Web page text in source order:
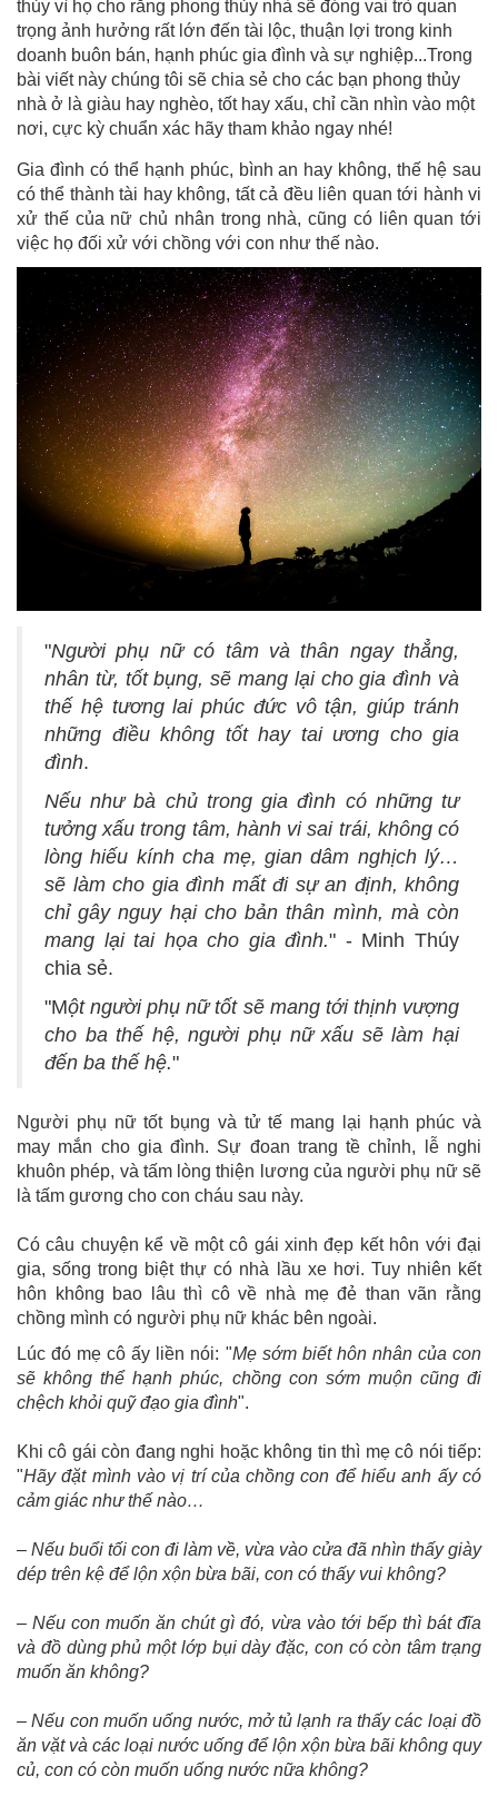
thủy vì họ cho rằng phong thủy nhà sẽ đóng vai trò quan
trọng ảnh hưởng rất lớn đến tài lộc, thuận lợi trong kinh
doanh buôn bán, hạnh phúc gia đình và sự nghiệp...Trong
bài viết này chúng tôi sẽ chia sẻ cho các bạn phong thủy
nhà ở là giàu hay nghèo, tốt hay xấu, chỉ cần nhìn vào một
nơi, cực kỳ chuẩn xác hãy tham khảo ngay nhé!
Gia đình có thể hạnh phúc, bình an hay không, thế hệ sau
có thể thành tài hay không, tất cả đều liên quan tới hành vi
xử thế của nữ chủ nhân trong nhà, cũng có liên quan tới
việc họ đối xử với chồng với con như thế nào.
"Người phụ nữ có tâm và thân ngay thẳng,
nhân từ, tốt bụng, sẽ mang lại cho gia đình và
thế hệ tương lai phúc đức vô tận, giúp tránh
những điều không tốt hay tai ương cho gia
đình.
Nếu như bà chủ trong gia đình có những tư
tưởng xấu trong tâm, hành vi sai trái, không có
lòng hiếu kính cha mẹ, gian dâm nghịch lý…
sẽ làm cho gia đình mất đi sự an định, không
chỉ gây nguy hại cho bản thân mình, mà còn
mang lại tai họa cho gia đình." - Minh Thúy
chia sẻ.
"Một người phụ nữ tốt sẽ mang tới thịnh vượng
cho ba thế hệ, người phụ nữ xấu sẽ làm hại
đến ba thế hệ."
Người phụ nữ tốt bụng và tử tế mang lại hạnh phúc và
may mắn cho gia đình. Sự đoan trang tề chỉnh, lễ nghi
khuôn phép, và tấm lòng thiện lương của người phụ nữ sẽ
là tấm gương cho con cháu sau này.
Có câu chuyện kể về một cô gái xinh đẹp kết hôn với đại
gia, sống trong biệt thự có nhà lầu xe hơi. Tuy nhiên kết
hôn không bao lâu thì cô về nhà mẹ đẻ than vãn rằng
chồng mình có người phụ nữ khác bên ngoài.
Lúc đó mẹ cô ấy liền nói: "Mẹ sớm biết hôn nhân của con
sẽ không thể hạnh phúc, chồng con sớm muộn cũng đi
chệch khỏi quỹ đạo gia đình".
Khi cô gái còn đang nghi hoặc không tin thì mẹ cô nói tiếp:
"Hãy đặt mình vào vị trí của chồng con để hiểu anh ấy có
cảm giác như thế nào…
– Nếu buổi tối con đi làm về, vừa vào cửa đã nhìn thấy giày
dép trên kệ để lộn xộn bừa bãi, con có thấy vui không?
– Nếu con muốn ăn chút gì đó, vừa vào tới bếp thì bát đĩa
và đồ dùng phủ một lớp bụi dày đặc, con có còn tâm trạng
muốn ăn không?
– Nếu con muốn uống nước, mở tủ lạnh ra thấy các loại đồ
ăn vặt và các loại nước uống để lộn xộn bừa bãi không quy
củ, con có còn muốn uống nước nữa không?